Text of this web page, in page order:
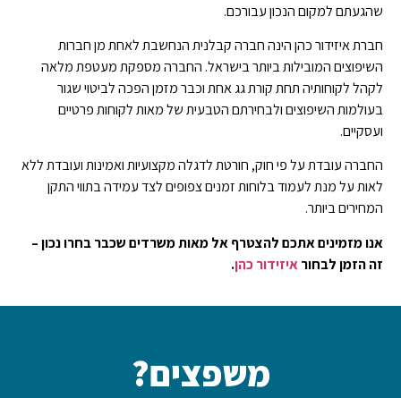
שהגעתם למקום הנכון עבורכם.
חברת איזידור כהן הינה חברה קבלנית הנחשבת לאחת מן חברות
השיפוצים המובילות ביותר בישראל. החברה מספקת מעטפת מלאה
לקהל לקוחותיה תחת קורת גג אחת וכבר מזמן הפכה לביטוי שגור
בעולמות השיפוצים ולבחירתם הטבעית של מאות לקוחות פרטיים
ועסקיים.
החברה עובדת על פי חוק, חורטת לדגלה מקצועיות ואמינות ועובדת ללא
לאות על מנת לעמוד בלוחות זמנים צפופים לצד עמידה בתווי התקן
המחירים ביותר.
אנו מזמינים אתכם להצטרף אל מאות משרדים שכבר בחרו נכון –
זה הזמן לבחוראיזידור כהן.
משפצים?